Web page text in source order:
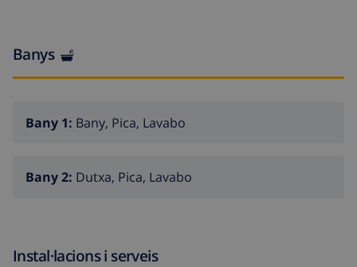
Banys
Bany 1: Bany, Pica, Lavabo
Bany 2: Dutxa, Pica, Lavabo
Instal·lacions i serveis